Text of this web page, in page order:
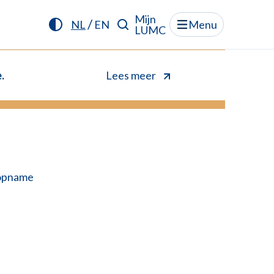
NL/ EN
Mijn
LUMC
Menu
Lees meer